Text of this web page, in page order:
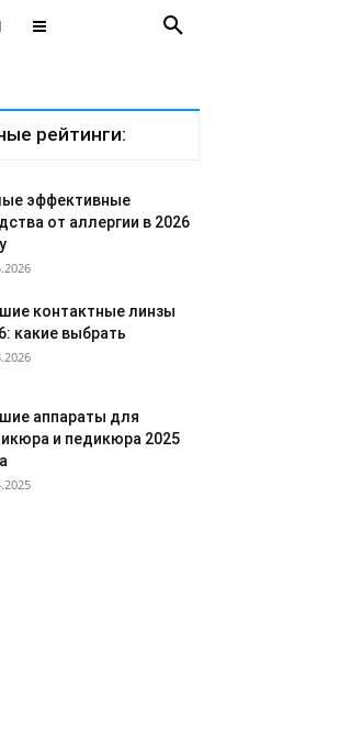
рейтинги:
эффективные
от аллергии в 2026
контактные линзы
какие выбрать
аппараты для
и педикюра 2025